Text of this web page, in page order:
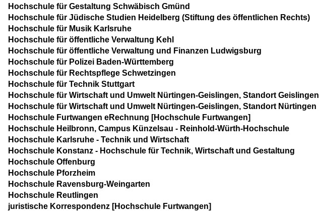
Hochschule für Gestaltung Schwäbisch Gmünd
Hochschule für Jüdische Studien Heidelberg (Stiftung des öffentlichen Rechts)
Hochschule für Musik Karlsruhe
Hochschule für öffentliche Verwaltung Kehl
Hochschule für öffentliche Verwaltung und Finanzen Ludwigsburg
Hochschule für Polizei Baden-Württemberg
Hochschule für Rechtspflege Schwetzingen
Hochschule für Technik Stuttgart
Hochschule für Wirtschaft und Umwelt Nürtingen-Geislingen, Standort Geislingen
Hochschule für Wirtschaft und Umwelt Nürtingen-Geislingen, Standort Nürtingen
Hochschule Furtwangen eRechnung [Hochschule Furtwangen]
Hochschule Heilbronn, Campus Künzelsau - Reinhold-Würth-Hochschule
Hochschule Karlsruhe - Technik und Wirtschaft
Hochschule Konstanz - Hochschule für Technik, Wirtschaft und Gestaltung
Hochschule Offenburg
Hochschule Pforzheim
Hochschule Ravensburg-Weingarten
Hochschule Reutlingen
juristische Korrespondenz [Hochschule Furtwangen]